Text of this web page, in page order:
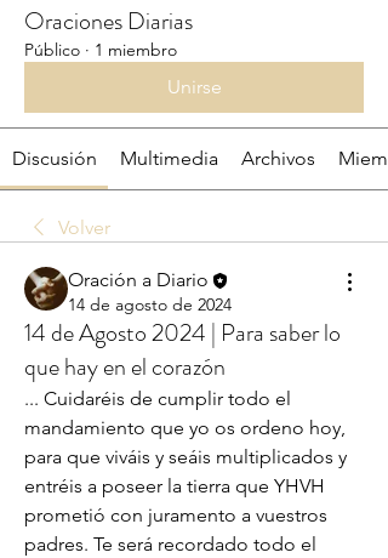
Oraciones Diarias
Público · 1 miembro
Unirse
Discusión Multimedia Archivos
Volver
Oración a Diario
14 de agosto de 2024
14 de Agosto 2024 | Para saber lo
que hay en el corazón
... Cuidaréis de cumplir todo el
mandamiento que yo os ordeno hoy,
para que viváis y seáis multiplicados y
entréis a poseer la tierra que YHVH
prometió con juramento a vuestros
padres. Te será recordado todo el